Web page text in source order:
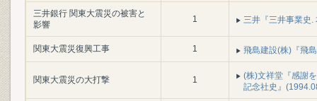
三井銀行 関東大震災の被害と
影響
1 三井『三井事業史.
関東大震災復興工事 1 飛島建設(株)『飛
関東大震災の大打撃 1
(株)文祥堂『感謝
記念社史』